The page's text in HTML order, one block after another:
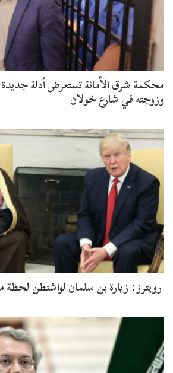
محكمة شرق الأمانة تستعرض أدلة
وزوجته في شارع خولان
رويترز: زيارة بن سلمان لواشنطن لحظة